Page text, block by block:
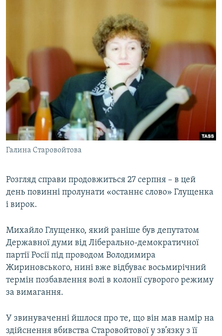
Галина Старовойтова
Розгляд справи продовжиться 27 серпня – в цей
день повинні пролунати «останнє слово» Глущенка
і вирок.
Михайло Глущенко, який раніше був депутатом
Державної думи від Ліберально-демократичної
партії Росії під проводом Володимира
Жириновського, нині вже відбуває восьмирічний
термін позбавлення волі в колонії суворого режиму
за вимагання.
У звинуваченні йшлося про те, що він мав намір на
здійснення вбивства Старовойтової у зв’язку з її